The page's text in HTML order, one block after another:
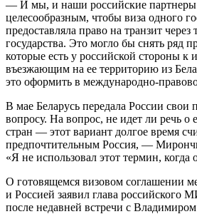
— И мы, и наши российские партнеры
целесообразным, чтобы виза одного
предоставляла право на транзит
государства. Это могло бы снять ряд
которые есть у российской стороны к
въезжающим на ее территорию из
это оформить в международно-
В мае Беларусь передала России свои
вопросу. На вопрос, не идет ли речь о
стран — этот вариант долгое время
предпочтительным Россия, —
«Я не использовал этот термин, когда
О готовящемся визовом соглашении
и Россией заявил глава российского
после недавней встречи с